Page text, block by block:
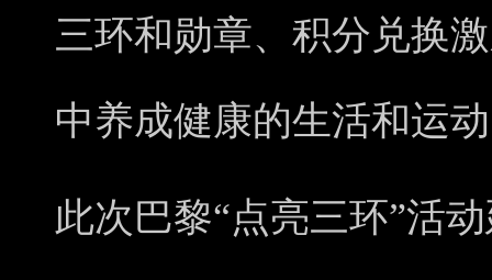
三环和勋章、积分兑换
中养成健康的生活和运
此次巴黎“点亮三环”活